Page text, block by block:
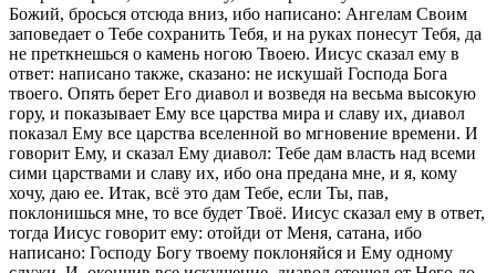
Божий, бросься отсюда вниз, ибо написано: Ангелам Своим
заповедает о Тебе сохранить Тебя, и на руках понесут Тебя, да
не преткнешься о камень ногою Твоею. Иисус сказал ему в
ответ: написано также, сказано: не искушай Господа Бога
твоего. Опять берет Его диавол и возведя на весьма высокую
гору, и показывает Ему все царства мира и славу их, диавол
показал Ему все царства вселенной во мгновение времени. И
говорит Ему, и сказал Ему диавол: Тебе дам власть над всеми
сими царствами и славу их, ибо она предана мне, и я, кому
хочу, даю ее. Итак, всё это дам Тебе, если Ты, пав,
поклонишься мне, то все будет Твоё. Иисус сказал ему в ответ,
тогда Иисус говорит ему: отойди от Меня, сатана, ибо
написано: Господу Богу твоему поклоняйся и Ему одному